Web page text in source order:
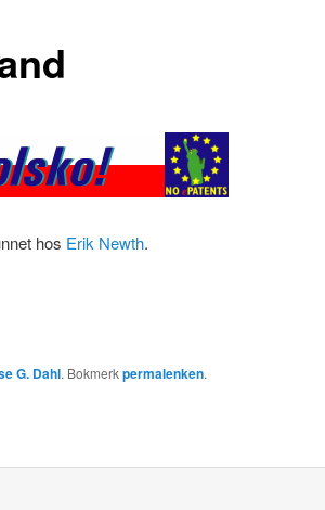
hos Erik Newth.
G. Dahl. Bokmerkpermalenken.